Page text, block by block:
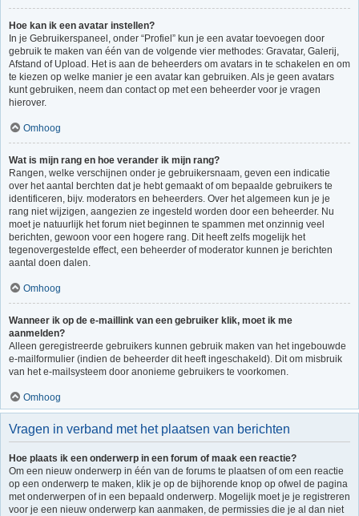
Hoe kan ik een avatar instellen?
In je Gebruikerspaneel, onder “Profiel” kun je een avatar toevoegen door
gebruik te maken van één van de volgende vier methodes: Gravatar, Galerij,
Afstand of Upload. Het is aan de beheerders om avatars in te schakelen en om
te kiezen op welke manier je een avatar kan gebruiken. Als je geen avatars
kunt gebruiken, neem dan contact op met een beheerder voor je vragen
hierover.
Omhoog
Wat is mijn rang en hoe verander ik mijn rang?
Rangen, welke verschijnen onder je gebruikersnaam, geven een indicatie
over het aantal berchten dat je hebt gemaakt of om bepaalde gebruikers te
identificeren, bijv. moderators en beheerders. Over het algemeen kun je je
rang niet wijzigen, aangezien ze ingesteld worden door een beheerder. Nu
moet je natuurlijk het forum niet beginnen te spammen met onzinnig veel
berichten, gewoon voor een hogere rang. Dit heeft zelfs mogelijk het
tegenovergestelde effect, een beheerder of moderator kunnen je berichten
aantal doen dalen.
Omhoog
Wanneer ik op de e-maillink van een gebruiker klik, moet ik me
aanmelden?
Alleen geregistreerde gebruikers kunnen gebruik maken van het ingebouwde
e-mailformulier (indien de beheerder dit heeft ingeschakeld). Dit om misbruik
van het e-mailsysteem door anonieme gebruikers te voorkomen.
Omhoog
Vragen in verband met het plaatsen van berichten
Hoe plaats ik een onderwerp in een forum of maak een reactie?
Om een nieuw onderwerp in één van de forums te plaatsen of om een reactie
op een onderwerp te maken, klik je op de bijhorende knop op ofwel de pagina
met onderwerpen of in een bepaald onderwerp. Mogelijk moet je je registreren
voor je een nieuw onderwerp kan aanmaken, de permissies die je al dan niet